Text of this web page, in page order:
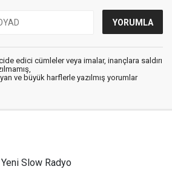
edici cümleler veya imalar, inançlara saldırı
ve büyük harflerle yazılmış yorumlar
Yeni Slow Radyo